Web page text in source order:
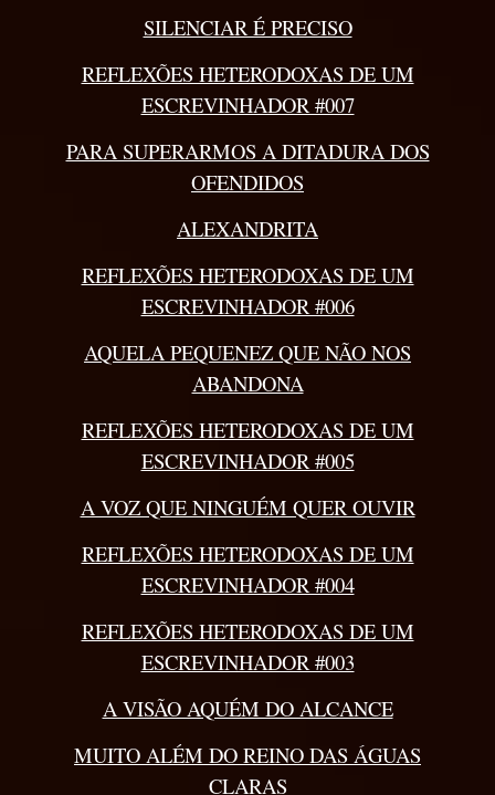
SILENCIAR É PRECISO
REFLEXÕES HETERODOXAS DE UM
ESCREVINHADOR #007
PARA SUPERARMOS A DITADURA DOS
OFENDIDOS
ALEXANDRITA
REFLEXÕES HETERODOXAS DE UM
ESCREVINHADOR #006
AQUELA PEQUENEZ QUE NÃO NOS
ABANDONA
REFLEXÕES HETERODOXAS DE UM
ESCREVINHADOR #005
A VOZ QUE NINGUÉM QUER OUVIR
REFLEXÕES HETERODOXAS DE UM
ESCREVINHADOR #004
REFLEXÕES HETERODOXAS DE UM
ESCREVINHADOR #003
A VISÃO AQUÉM DO ALCANCE
MUITO ALÉM DO REINO DAS ÁGUAS
CLARAS